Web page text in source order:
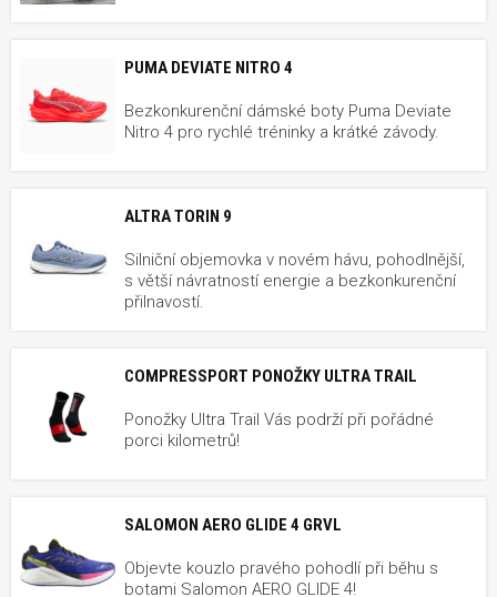
PUMA DEVIATE NITRO 4
Bezkonkurenční dámské boty Puma Deviate
Nitro 4 pro rychlé tréninky a krátké závody.
ALTRA TORIN 9
Silniční objemovka v novém hávu, pohodlnější,
s větší návratností energie a bezkonkurenční
přilnavostí.
COMPRESSPORT PONOŽKY ULTRA TRAIL
Ponožky Ultra Trail Vás podrží při pořádné
porci kilometrů!
SALOMON AERO GLIDE 4 GRVL
Objevte kouzlo pravého pohodlí při běhu s
botami Salomon AERO GLIDE 4!